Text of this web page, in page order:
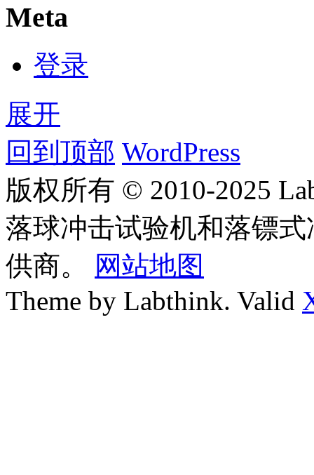
Meta
登录
展开
回到顶部 WordPress
版权所有 © 2010-2025
落球冲击试验机和落镖
供商。
网站地图
Theme by Labthink. Valid